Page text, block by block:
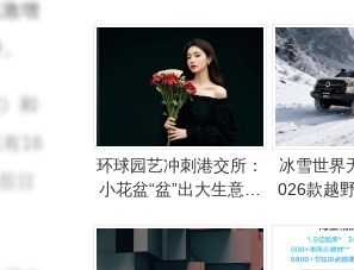
增
和
16
目
环球园艺冲刺港交所：
小花盆“盆”出大生意，
球梦？
冰雪世界
026款越